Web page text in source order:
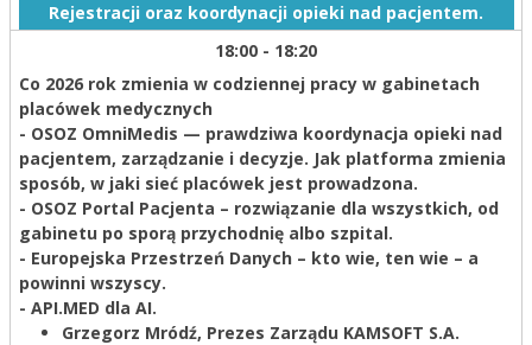
Rejestracji oraz koordynacji opieki nad pacjentem.
18:00 - 18:20
Co 2026 rok zmienia w codziennej pracy w gabinetach
placówek medycznych
- OSOZ OmniMedis — prawdziwa koordynacja opieki nad
pacjentem, zarządzanie i decyzje. Jak platforma zmienia
sposób, w jaki sieć placówek jest prowadzona.
- OSOZ Portal Pacjenta – rozwiązanie dla wszystkich, od
gabinetu po sporą przychodnię albo szpital.
- Europejska Przestrzeń Danych – kto wie, ten wie – a
powinni wszyscy.
- API.MED dla AI.
Grzegorz Mródź, Prezes Zarządu KAMSOFT S.A.